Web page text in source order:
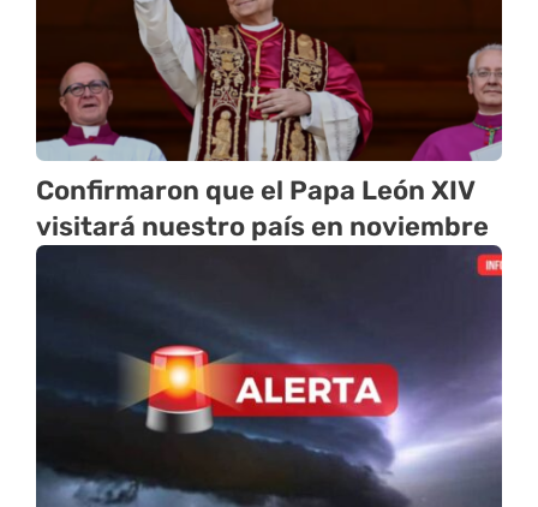
Confirmaron que el Papa León XIV
visitará nuestro país en noviembre